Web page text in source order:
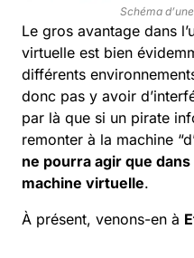
Schéma
Le gros avantage dans
virtuelle est bien
différents
donc pas y avoir
par là que si un pirate
remonter à la machine
ne pourra agir que
machine virtuelle.
À présent, venons-en à